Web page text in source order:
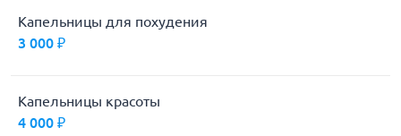
Капельницы для похудения
3 000 ₽
Капельницы красоты
4 000 ₽